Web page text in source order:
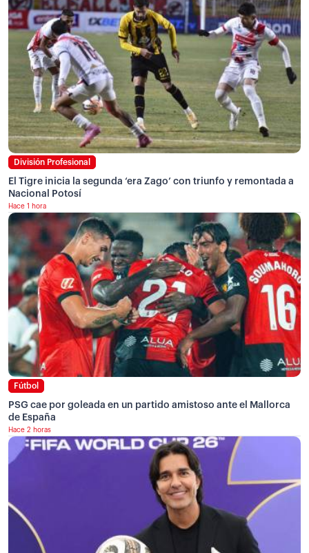
División Profesional
El Tigre inicia la segunda ‘era Zago’ con triunfo y remontada a
Nacional Potosí
Hace 1 hora
Fútbol
PSG cae por goleada en un partido amistoso ante el Mallorca
de España
Hace 2 horas